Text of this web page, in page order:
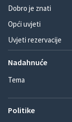
Dobro je znati
Opći uvjeti
Uvjeti rezervacije
Nadahnuće
Tema
Politike